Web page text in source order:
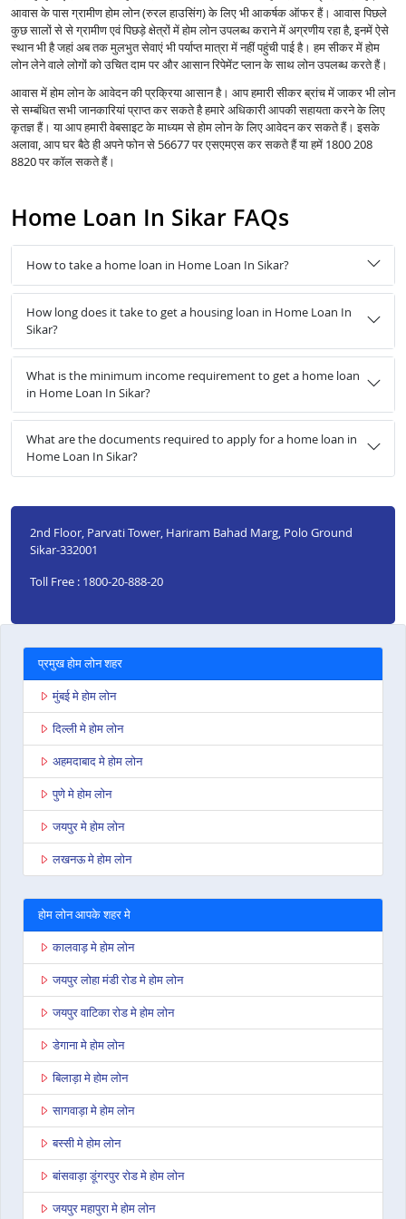
आवास के पास ग्रामीण होम लोन (रुरल हाउसिंग) के लिए भी आकर्षक ऑफर हैं। आवास पिछले
कुछ सालों से से ग्रामीण एवं पिछड़े क्षेत्रों में होम लोन उपलब्ध कराने में अग्रणीय रहा है, इनमें ऐसे
स्थान भी है जहां अब तक मुलभुत सेवाएं भी पर्याप्त मात्रा में नहीं पहुंची पाई है। हम सीकर में होम
लोन लेने वाले लोगों को उचित दाम पर और आसान रिपेमेंट प्लान के साथ लोन उपलब्ध करते हैं।
आवास में होम लोन के आवेदन की प्रक्रिया आसान है। आप हमारी सीकर ब्रांच में जाकर भी लोन
से सम्बंधित सभी जानकारियां प्राप्त कर सकते है हमारे अधिकारी आपकी सहायता करने के लिए
कृतज्ञ हैं। या आप हमारी वेबसाइट के माध्यम से होम लोन के लिए आवेदन कर सकते हैं। इसके
अलावा, आप घर बैठे ही अपने फोन से 56677 पर एसएमएस कर सकते हैं या हमें 1800 208
8820 पर कॉल सकते हैं।
Home Loan In Sikar FAQs
How to take a home loan in Home Loan In Sikar?
How long does it take to get a housing loan in Home Loan In
Sikar?
What is the minimum income requirement to get a home loan
in Home Loan In Sikar?
What are the documents required to apply for a home loan in
Home Loan In Sikar?
2nd Floor, Parvati Tower, Hariram Bahad Marg, Polo Ground
Sikar-332001
Toll Free : 1800-20-888-20
प्रमुख होम लोन शहर
मुंबई मे होम लोन
दिल्ली मे होम लोन
अहमदाबाद मे होम लोन
पुणे मे होम लोन
जयपुर मे होम लोन
लखनऊ मे होम लोन
होम लोन आपके शहर मे
कालवाड़ मे होम लोन
जयपुर लोहा मंडी रोड मे होम लोन
जयपुर वाटिका रोड मे होम लोन
डेगाना मे होम लोन
बिलाड़ा मे होम लोन
सागवाड़ा मे होम लोन
बस्सी मे होम लोन
बांसवाड़ा डूंगरपुर रोड मे होम लोन
जयपुर महापुरा मे होम लोन